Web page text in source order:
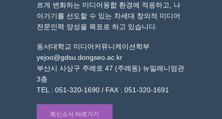
르게 변화하는 미디어융합 환경에 적응하고, 나
아가기를 선도할 수 있는 차세대 창의적 미디어
전문인력 양성을 목표로 하고 있습니다.
동서대학교 미디어커뮤니케이션학부
yejoo@gdsu.dongseo.ac.kr
부산시 사상구 주례로 47 (주례동) 뉴밀레니엄관
3층
TEL : 051-320-1690 / FAX : 051-320-1691
최신소식 바로가기